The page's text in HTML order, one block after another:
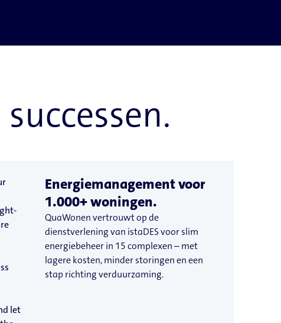
Energiemanagement voor
1.000+ woningen.
QuaWonen vertrouwt op de
dienstverlening van istaDES voor slim
energiebeheer in 15 complexen – met
lagere kosten, minder storingen en een
stap richting verduurzaming.